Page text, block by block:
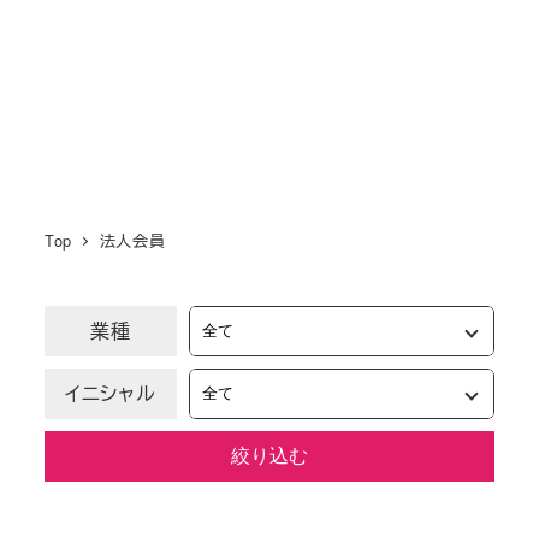
Top 法人会員
業種
イニシャル
絞り込む